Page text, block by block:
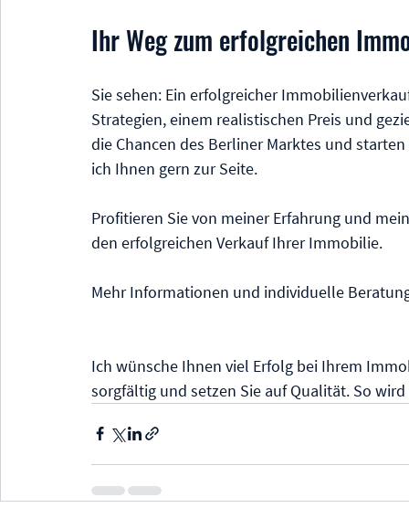
Ihr Weg zum erfolgreichen
Sie sehen: Ein erfolgreicher
Strategien, einem realistischen Preis und
die Chancen des Berliner Marktes und
ich Ihnen gern zur Seite.
Profitieren Sie von meiner Erfahrung und
den erfolgreichen Verkauf Ihrer Immobilie.
Mehr Informationen und individuelle
Ich wünsche Ihnen viel Erfolg bei Ihrem
sorgfältig und setzen Sie auf Qualität. So